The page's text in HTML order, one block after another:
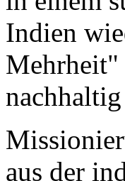
Indien
Mehrheit"
aus der